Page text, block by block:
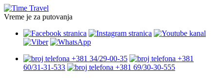
Vreme je za putovanja
+381 34/29-00-35
+381
60/31-31-533
+381 69/30-30-555